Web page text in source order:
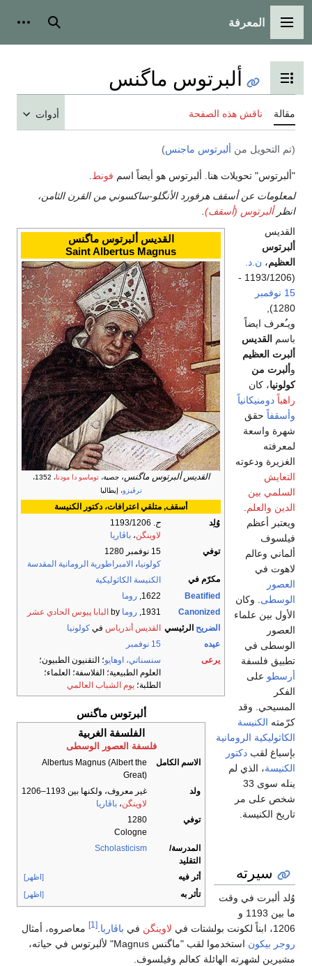
أدوات شخصية
المحتوياتماگنس
الصفحة
ألبرتوس ماجنس)
هنا. ألبرتوس هو أيضاً اسمفونط .
هرفورد الأنگلو-ساكسوني من القرن الثامن،
.
القديس ألبرتوس ماگنس
Saint Albertus Magnus
القديس ألبرتوس ماگنس،جصية،توماسو دا مودنا، 1352،
أسقف, متلقي اعترافات، دكتور الكنيسة
وُلِد
توفي
الامبراطورية الرومانية المقدسة
مكرّم في
الكنيسة الكاثوليكية
Beatified
روما
Canonized
1931, روماby
البابا پيوس الحادي عشر
الضريح
الرئيسي القديس أندرياسفيكولونيا
عيده
يرعى
سنسناتي، اوهايو
؛ التقنيون الطبيون؛
العلوم الطبيعية؛ الفلاسفة؛ العلماء؛
يوم الشباب العالمي
فلسفة العصور الوسطى
الاسم الكامل
Albertus Magnus (Albert the
ولد
غير معروف، ولكنها بين 1193–1206
توفي
Scholasticism
أثر فيه
تأثر به
لاوينگنفيباڤاريا.
معاصروه، أمثال
استخدموا لقب "ماگنس Magnus" لألبرتوس في حياته،
كعالم وفيلسوف.